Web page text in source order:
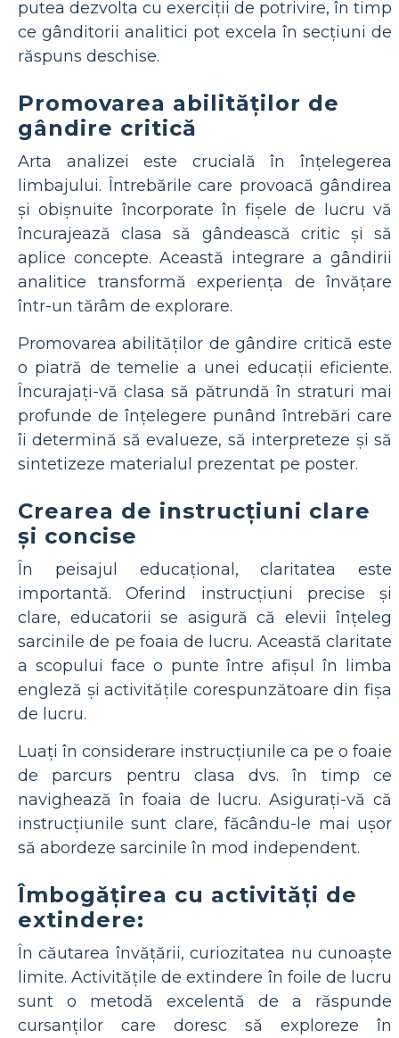
putea dezvolta cu exerciții de potrivire, în timp
ce gânditorii analitici pot excela în secțiuni de
răspuns deschise.
Promovarea abilităților de
gândire critică
Arta analizei este crucială în înțelegerea
limbajului. Întrebările care provoacă gândirea
și obișnuite încorporate în fișele de lucru vă
încurajează clasa să gândească critic și să
aplice concepte. Această integrare a gândirii
analitice transformă experiența de învățare
într-un tărâm de explorare.
Promovarea abilităților de gândire critică este
o piatră de temelie a unei educații eficiente.
Încurajați-vă clasa să pătrundă în straturi mai
profunde de înțelegere punând întrebări care
îi determină să evalueze, să interpreteze și să
sintetizeze materialul prezentat pe poster.
Crearea de instrucțiuni clare
și concise
În peisajul educațional, claritatea este
importantă. Oferind instrucțiuni precise și
clare, educatorii se asigură că elevii înțeleg
sarcinile de pe foaia de lucru. Această claritate
a scopului face o punte între afișul în limba
engleză și activitățile corespunzătoare din fișa
de lucru.
Luați în considerare instrucțiunile ca pe o foaie
de parcurs pentru clasa dvs. în timp ce
navighează în foaia de lucru. Asigurați-vă că
instrucțiunile sunt clare, făcându-le mai ușor
să abordeze sarcinile în mod independent.
Îmbogățirea cu activități de
extindere:
În căutarea învățării, curiozitatea nu cunoaște
limite. Activitățile de extindere în foile de lucru
sunt o metodă excelentă de a răspunde
cursanților care doresc să exploreze în